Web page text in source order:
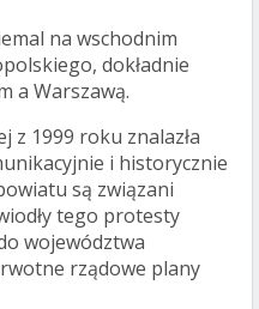
na wschodnim
dokładnie
a Warszawą.
z 1999 roku znalazła
i historycznie
są związani
tego protesty
województwa
rządowe plany